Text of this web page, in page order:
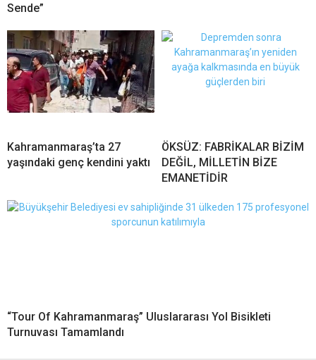
Sende”
Kahramanmaraş’ta 27
yaşındaki genç kendini yaktı
ÖKSÜZ: FABRİKALAR BİZİM
DEĞİL, MİLLETİN BİZE
EMANETİDİR
“Tour Of Kahramanmaraş” Uluslararası Yol Bisikleti
Turnuvası Tamamlandı